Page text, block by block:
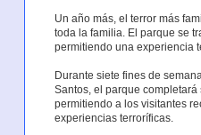
Un año más, el terror más
toda la familia. El parque se
permitiendo una experiencia
Durante siete fines de
Santos, el parque
permitiendo a los visitantes
experiencias terroríficas.